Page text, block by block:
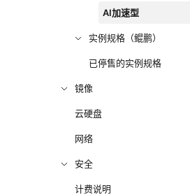
AI加速型
实例规格（鲲鹏）
已停售的实例规格
镜像
云硬盘
网络
安全
计费说明